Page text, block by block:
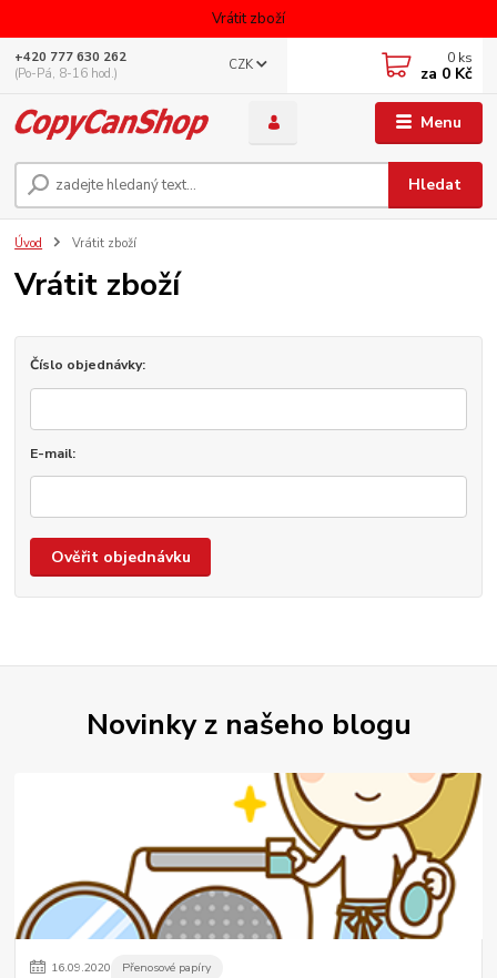
Vrátit zboží
Menu
CZK
Hledat
+420 777 630 262
(Po-Pá, 8-16 hod.)
0 ks
za 0 Kč
Úvod Vrátit zboží
Vrátit zboží
Číslo objednávky:
E-mail:
Ověřit objednávku
Novinky z našeho blogu
16.09.2020 Přenosové papíry